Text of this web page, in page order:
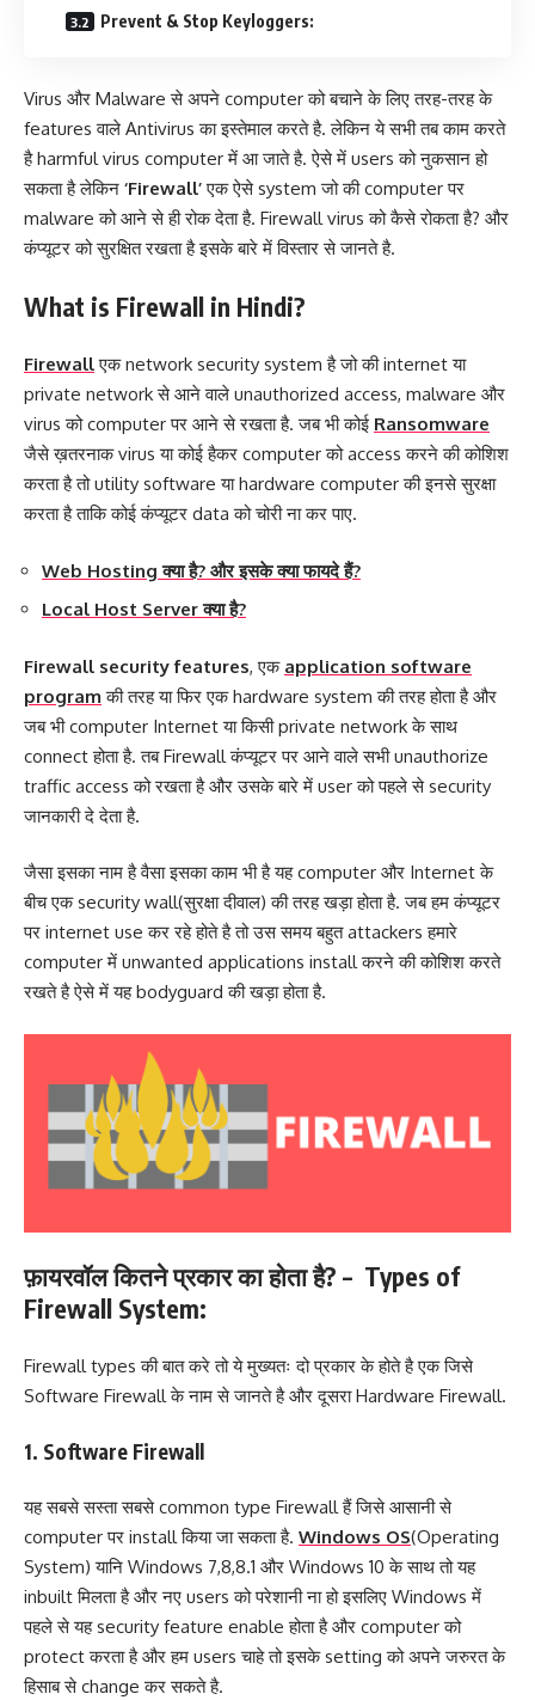
Prevent & Stop Keyloggers:
Virus और Malware से अपने computer को बचाने के लिए तरह-तरह के
features वाले Antivirus का इस्तेमाल करते है. लेकिन ये सभी तब काम करते
है harmful virus computer में आ जाते है. ऐसे में users को नुकसान हो
सकता है लेकिन ‘Firewall’एक ऐसे system जो की computer पर
malware को आने से ही रोक देता है. Firewall virus को कैसे रोकता है? और
कंप्यूटर को सुरक्षित रखता है इसके बारे में विस्तार से जानते है.
What is Firewall in Hindi?
Firewallएक network security system है जो की internet या
private network से आने वाले unauthorized access, malware और
virus को computer पर आने से रखता है. जब भी कोई Ransomware
जैसे ख़तरनाक virus या कोई हैकर computer को access करने की कोशिश
करता है तो utility software या hardware computer की इनसे सुरक्षा
करता है ताकि कोई कंप्यूटर data को चोरी ना कर पाए.
Web Hosting क्या है? और इसके क्या फायदे हैं?
Local Host Server क्या है?
Firewall security features, एक application software
program की तरह या फिर एक hardware system की तरह होता है और
जब भी computer Internet या किसी private network के साथ
connect होता है. तब Firewall कंप्यूटर पर आने वाले सभी unauthorize
traffic access को रखता है और उसके बारे में user को पहले से security
जानकारी दे देता है.
जैसा इसका नाम है वैसा इसका काम भी है यह computer और Internet के
बीच एक security wall(सुरक्षा दीवाल) की तरह खड़ा होता है. जब हम कंप्यूटर
पर internet use कर रहे होते है तो उस समय बहुत attackers हमारे
computer में unwanted applications install करने की कोशिश करते
रखते है ऐसे में यह bodyguard की खड़ा होता है.
फ़ायरवॉल कितने प्रकार का होता है? – Types of
Firewall System:
Firewall types की बात करे तो ये मुख्यतः दो प्रकार के होते है एक जिसे
Software Firewall के नाम से जानते है और दूसरा Hardware Firewall.
1. Software Firewall
यह सबसे सस्ता सबसे common type Firewall हैं जिसे आसानी से
computer पर install किया जा सकता है. Windows OS(Operating
System) यानि Windows 7,8,8.1 और Windows 10 के साथ तो यह
inbuilt मिलता है और नए users को परेशानी ना हो इसलिए Windows में
पहले से यह security feature enable होता है और computer को
protect करता है और हम users चाहे तो इसके setting को अपने जरुरत के
हिसाब से change कर सकते है.